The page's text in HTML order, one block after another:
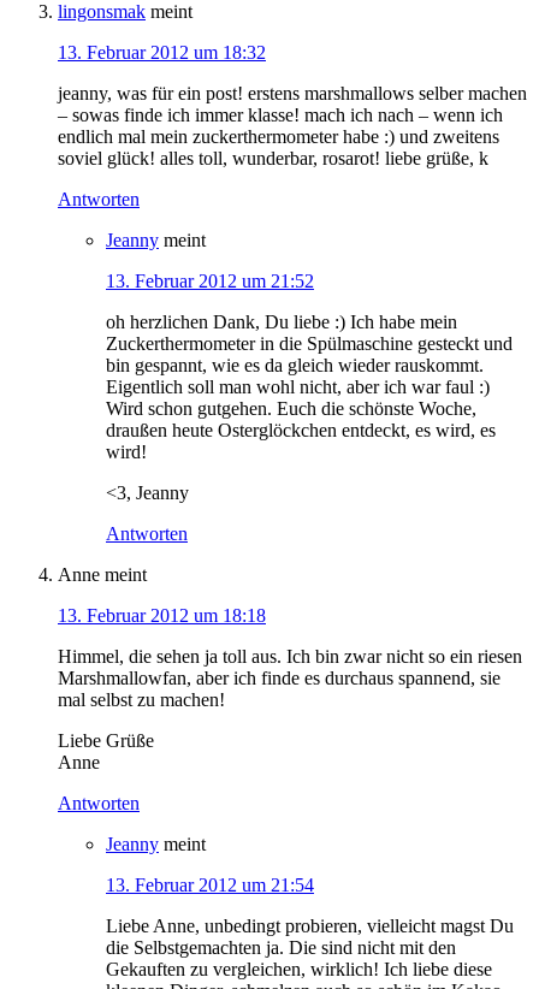
lingonsmak meint
13. Februar 2012 um 18:32
jeanny, was für ein post! erstens marshmallows selber machen
– sowas finde ich immer klasse! mach ich nach – wenn ich
endlich mal mein zuckerthermometer habe :) und zweitens
soviel glück! alles toll, wunderbar, rosarot! liebe grüße, k
Antworten
Jeanny meint
13. Februar 2012 um 21:52
oh herzlichen Dank, Du liebe :) Ich habe mein
Zuckerthermometer in die Spülmaschine gesteckt und
bin gespannt, wie es da gleich wieder rauskommt.
Eigentlich soll man wohl nicht, aber ich war faul :)
Wird schon gutgehen. Euch die schönste Woche,
draußen heute Osterglöckchen entdeckt, es wird, es
wird!
<3, Jeanny
Antworten
Anne meint
13. Februar 2012 um 18:18
Himmel, die sehen ja toll aus. Ich bin zwar nicht so ein riesen
Marshmallowfan, aber ich finde es durchaus spannend, sie
mal selbst zu machen!
Liebe Grüße
Anne
Antworten
Jeanny meint
13. Februar 2012 um 21:54
Liebe Anne, unbedingt probieren, vielleicht magst Du
die Selbstgemachten ja. Die sind nicht mit den
Gekauften zu vergleichen, wirklich! Ich liebe diese